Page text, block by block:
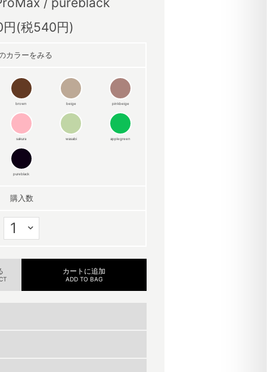
(税540円)
カラーをみる
brown beige pinkbeige
sakura wasabi applegreen
pureblack
購入数
カートに追加
ADD TO BAG